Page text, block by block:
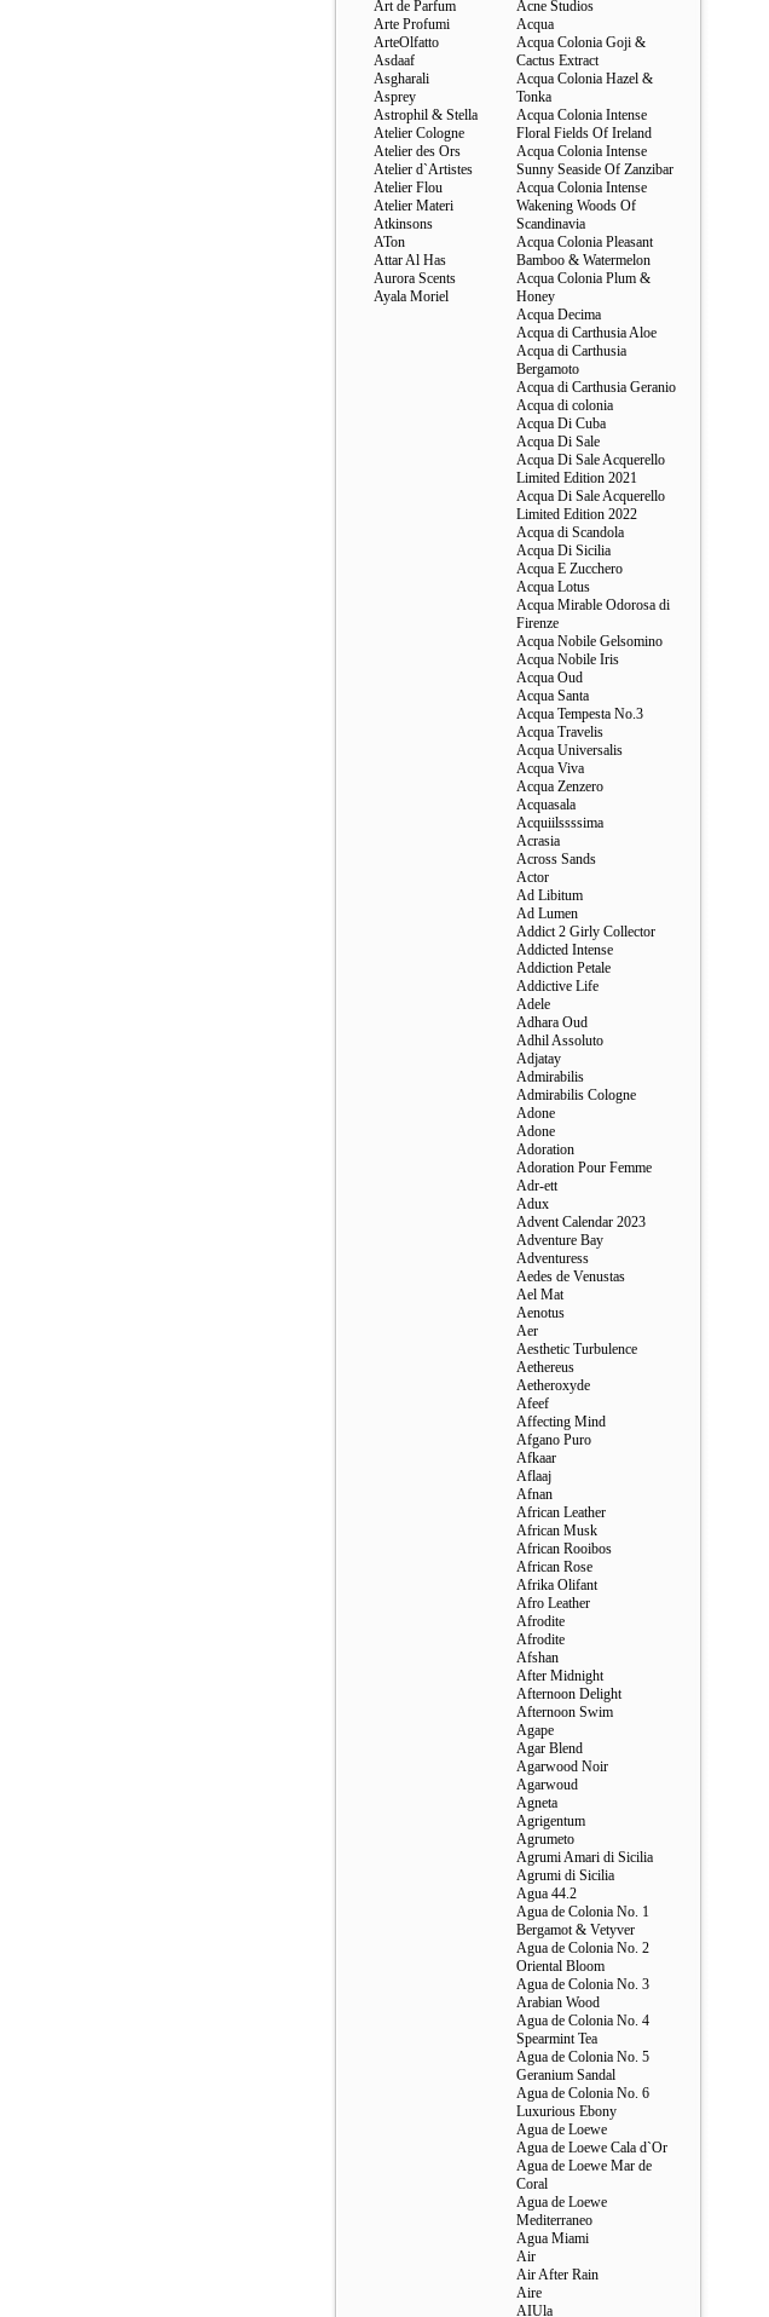
Art de Parfum
Arte Profumi
ArteOlfatto
Asdaaf
Asgharali
Asprey
Astrophil & Stella
Atelier Cologne
Atelier des Ors
Atelier d`Artistes
Atelier Flou
Atelier Materi
Atkinsons
ATon
Attar Al Has
Aurora Scents
Ayala Moriel
Acne Studios
Acqua
Acqua Colonia Goji &
Cactus Extract
Acqua Colonia Hazel &
Tonka
Acqua Colonia Intense
Floral Fields Of Ireland
Acqua Colonia Intense
Sunny Seaside Of Zanzibar
Acqua Colonia Intense
Wakening Woods Of
Scandinavia
Acqua Colonia Pleasant
Bamboo & Watermelon
Acqua Colonia Plum &
Honey
Acqua Decima
Acqua di Carthusia Aloe
Acqua di Carthusia
Bergamoto
Acqua di Carthusia Geranio
Acqua di colonia
Acqua Di Cuba
Acqua Di Sale
Acqua Di Sale Acquerello
Limited Edition 2021
Acqua Di Sale Acquerello
Limited Edition 2022
Acqua di Scandola
Acqua Di Sicilia
Acqua E Zucchero
Acqua Lotus
Acqua Mirable Odorosa di
Firenze
Acqua Nobile Gelsomino
Acqua Nobile Iris
Acqua Oud
Acqua Santa
Acqua Tempesta No.3
Acqua Travelis
Acqua Universalis
Acqua Viva
Acqua Zenzero
Acquasala
Acquiilssssima
Acrasia
Across Sands
Actor
Ad Libitum
Ad Lumen
Addict 2 Girly Collector
Addicted Intense
Addiction Petale
Addictive Life
Adele
Adhara Oud
Adhil Assoluto
Adjatay
Admirabilis
Admirabilis Cologne
Adone
Adone
Adoration
Adoration Pour Femme
Adr-ett
Adux
Advent Calendar 2023
Adventure Bay
Adventuress
Aedes de Venustas
Ael Mat
Aenotus
Aer
Aesthetic Turbulence
Aethereus
Aetheroxyde
Afeef
Affecting Mind
Afgano Puro
Afkaar
Aflaaj
Afnan
African Leather
African Musk
African Rooibos
African Rose
Afrika Olifant
Afro Leather
Afrodite
Afrodite
Afshan
After Midnight
Afternoon Delight
Afternoon Swim
Agape
Agar Blend
Agarwood Noir
Agarwoud
Agneta
Agrigentum
Agrumeto
Agrumi Amari di Sicilia
Agrumi di Sicilia
Agua 44.2
Agua de Colonia No. 1
Bergamot & Vetyver
Agua de Colonia No. 2
Oriental Bloom
Agua de Colonia No. 3
Arabian Wood
Agua de Colonia No. 4
Spearmint Tea
Agua de Colonia No. 5
Geranium Sandal
Agua de Colonia No. 6
Luxurious Ebony
Agua de Loewe
Agua de Loewe Cala d`Or
Agua de Loewe Mar de
Coral
Agua de Loewe
Mediterraneo
Agua Miami
Air
Air After Rain
Aire
AIUla